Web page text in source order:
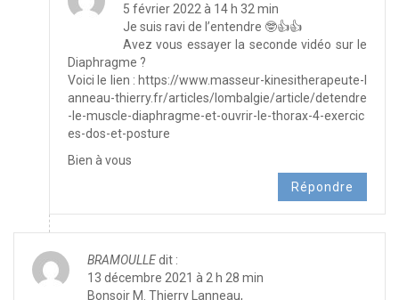
5 février 2022 à 14 h 32 min
Je suis ravi de l’entendre 🤓👍👍
Avez vous essayer la seconde vidéo sur le
Diaphragme ?
Voici le lien : https://www.masseur-kinesitherapeute-l
anneau-thierry.fr/articles/lombalgie/article/detendre
-le-muscle-diaphragme-et-ouvrir-le-thorax-4-exercic
es-dos-et-posture
Bien à vous
Répondre
BRAMOULLEdit :
13 décembre 2021 à 2 h 28 min
Bonsoir M. Thierry Lanneau,